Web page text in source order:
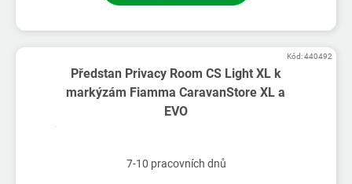
Předstan Privacy Room CS Light XL k
markýzám Fiamma CaravanStore XL a
EVO
7-10 pracovních dnů
Kód:440492